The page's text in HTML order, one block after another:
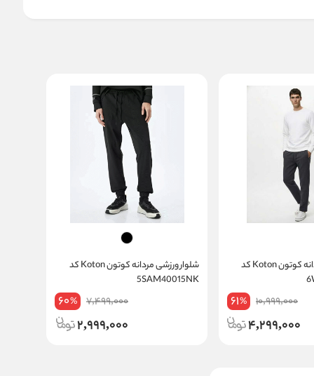
شلوار ورزشی مردانه کوتون Koton کد
10,999,000
61%
4,299,000
شلوار ورزشی مردانه کوتون Koton کد
5SAM40015NK
7,499,000
60%
2,999,000